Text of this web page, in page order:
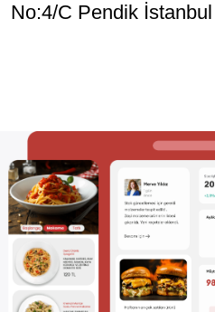
No:4/C Pendik İstanbul